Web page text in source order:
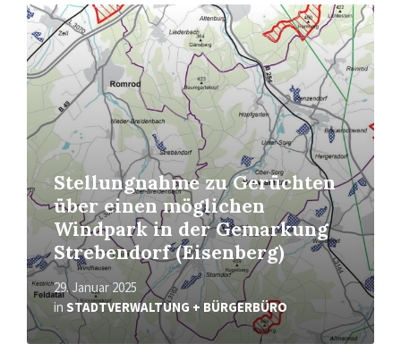
Stellungnahme zu Gerüchten
über einen möglichen
Windpark in der Gemarkung
Strebendorf (Eisenberg)
29. Januar 2025
in STADTVERWALTUNG + BÜRGERBÜRO
Read
More